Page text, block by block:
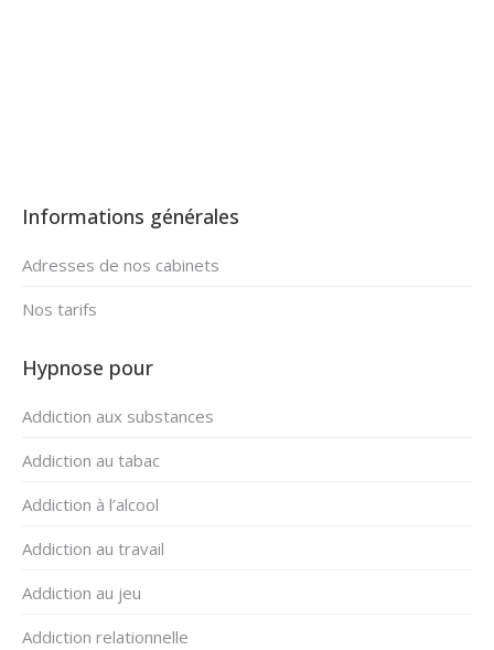
Informations générales
Adresses de nos cabinets
Nos tarifs
Hypnose pour
Addiction aux substances
Addiction au tabac
Addiction à l’alcool
Addiction au travail
Addiction au jeu
Addiction relationnelle